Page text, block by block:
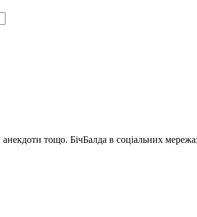
тощо. БічБалда в соціальних